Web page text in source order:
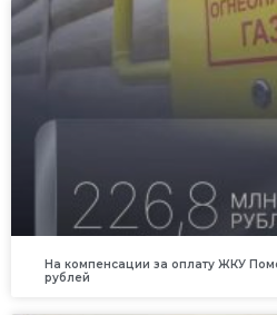
На компенсации за оплату ЖКУ
рублей